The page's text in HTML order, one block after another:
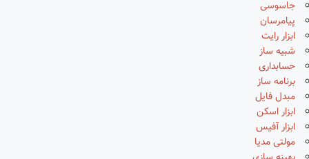
جاسوسی
پیامرسان
ابزار رایت
شبیه ساز
حسابداری
برنامه ساز
مبدل فایل
ابزار اسکن
ابزار آفیس
مولتی مدیا